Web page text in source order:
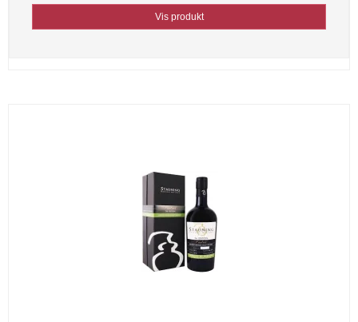
Vis produkt